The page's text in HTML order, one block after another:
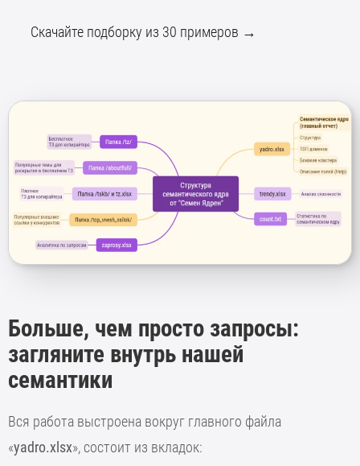
Скачайте подборку из 30 примеров →
Больше, чем просто запросы:
загляните внутрь нашей
семантики
Вся работа выстроена вокруг главного файла
«yadro.xlsx», состоит из вкладок: